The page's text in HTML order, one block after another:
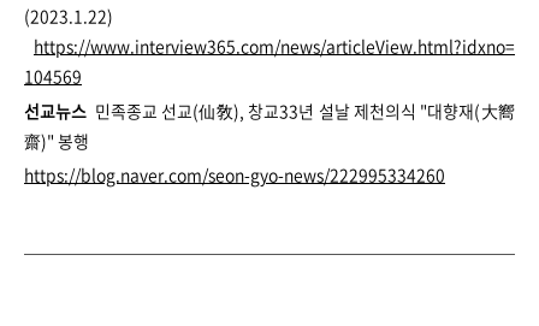
(2023.1.22)
https://www.interview365.com/news/articleView.html?idxno=
104569
선교뉴스 민족종교 선교(仙敎), 창교33년 설날 제천의식 "대향재(大嚮
齋)" 봉행
https://blog.naver.com/seon-gyo-news/222995334260